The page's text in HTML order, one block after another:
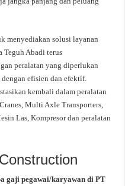
menyediakan solusi layanan
Teguh Abadi terus
peralatan yang diperlukan
efisien dan efektif.
kembali dalam peralatan
Multi Axle Transporters,
Las, Kompresor dan peralatan
gaji pegawai/karyawan di PT